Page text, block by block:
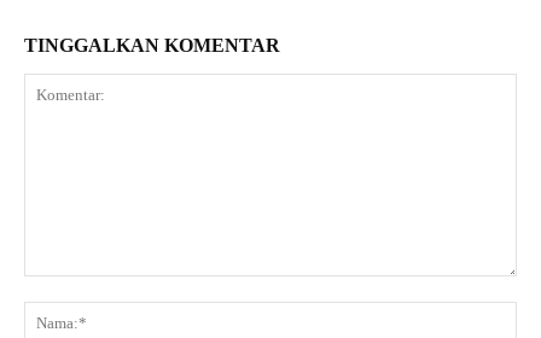
TINGGALKAN KOMENTAR